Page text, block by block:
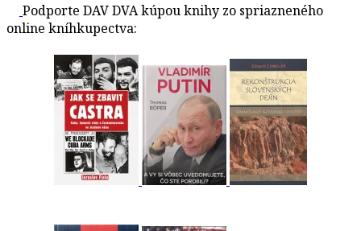
Podporte DAV DVA kúpou knihy zo spriazneného
online kníhkupectva: